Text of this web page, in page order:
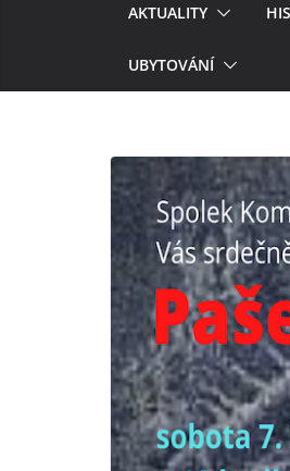
AKTUALITY
UBYTOVÁNÍ